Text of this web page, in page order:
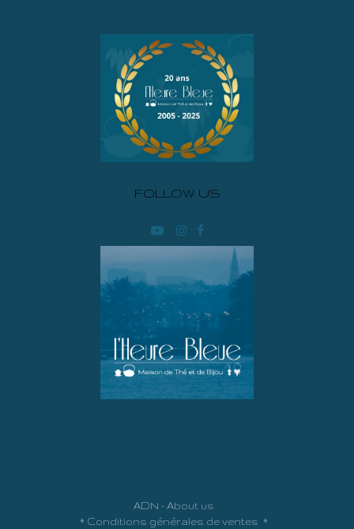
FOLLOW US
ADN - About us
* Conditions générales de ventes *